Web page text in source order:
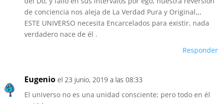
de conciencia nos aleja de La Verdad Pura y Original,,,
ESTE UNIVERSO necesita Encarcelados para existir, nada
verdadero nace de él .
Responder
Eugenio el 23 junio, 2019 a las 08:33
El universo no es una unidad consciente; pero todo en él